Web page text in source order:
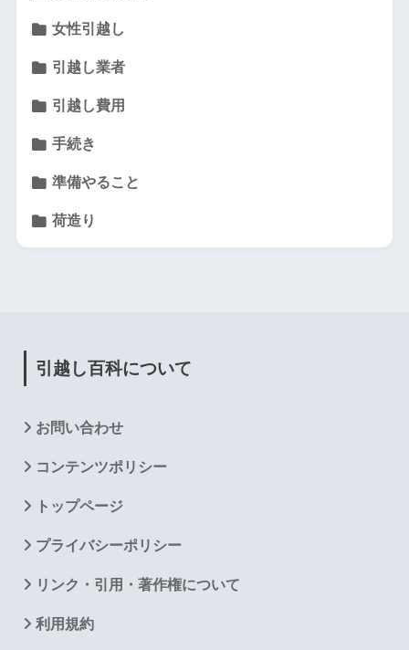
女性引越し
引越し業者
引越し費用
手続き
準備やること
荷造り
引越し百科について
お問い合わせ
コンテンツポリシー
トップページ
プライバシーポリシー
リンク・引用・著作権について
利用規約